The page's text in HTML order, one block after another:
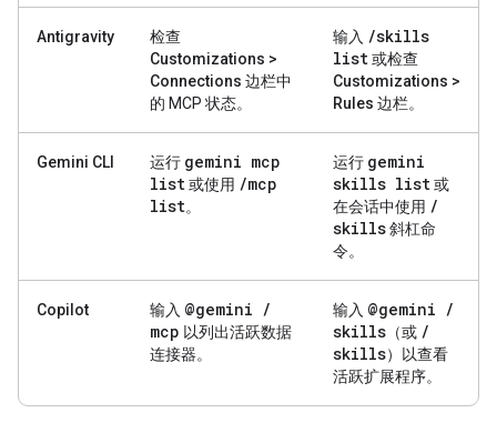
Antigravity
检查
Customizations >
Connections 边栏中
的 MCP 状态。
输入 /skills
list或检查
Customizations >
Rules 边栏。
Gemini CLI 运行 gemini mcp
list或使用 /mcp
list。
运行 gemini
skills list或
在会话中使用 /
skills斜杠命
令。
Copilot 输入 @gemini /
mcp 以列出活跃数据
连接器。
输入 @gemini /
skills （或 /
skills）以查看
活跃扩展程序。